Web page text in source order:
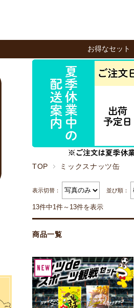
お得なセット
TOP ミックスナッツ缶
表示切替： 並び順：
13件中1件～13件を表示
商品一覧